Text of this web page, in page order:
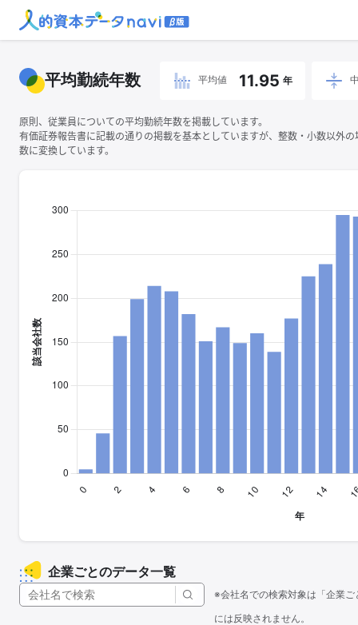
平均勤続年数 平均値 11.95 年
原則、従業員についての平均勤続年数を掲載しています。
有価証券報告書に記載の通りの掲載を基本としていますが、整数・小数以外
数に変換しています。
企業ごとのデータ一覧
※会社名での検索対象は「企業
には反映されません。